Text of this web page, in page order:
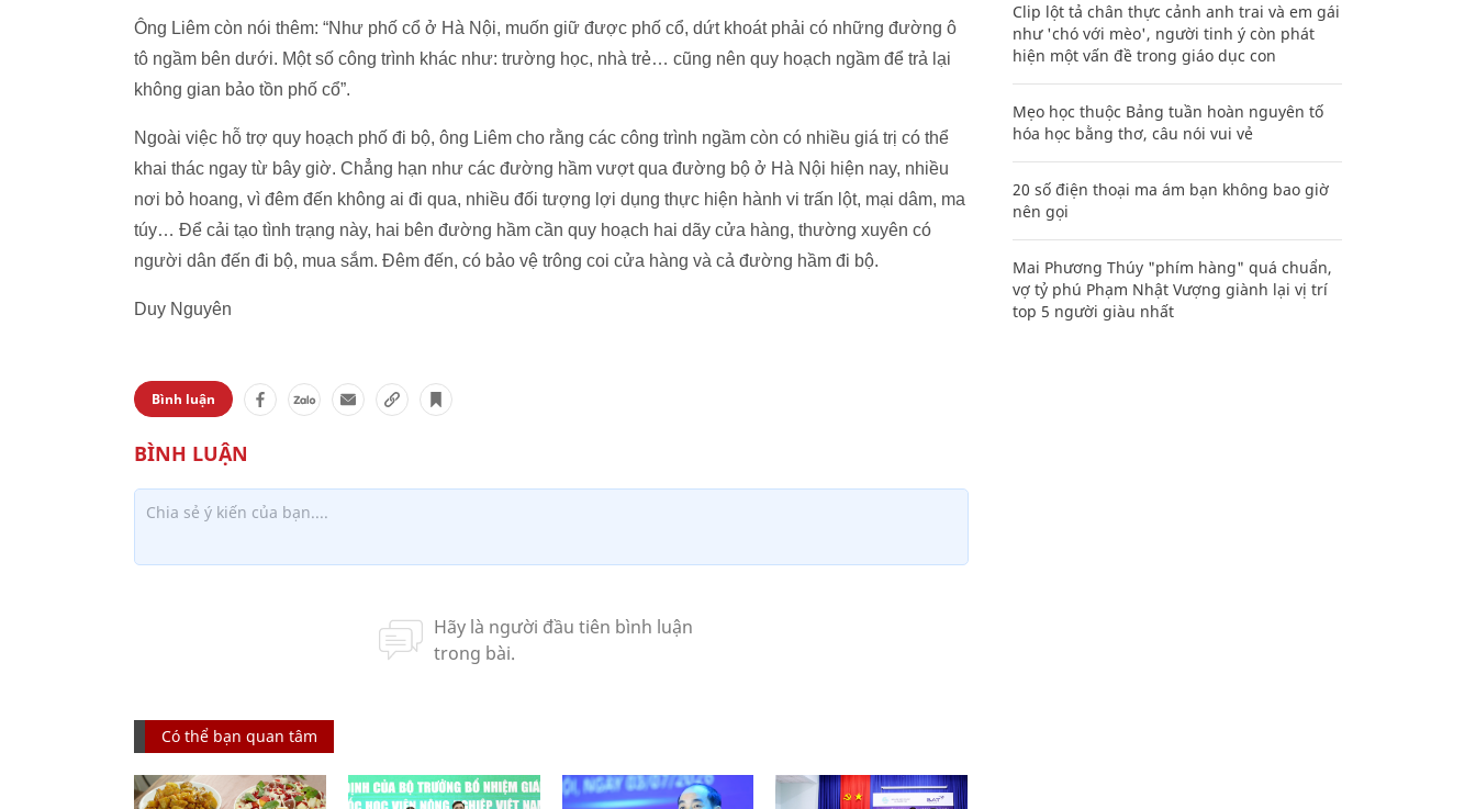
Ông Liêm còn nói thêm: “Như phố cổ ở Hà Nội, muốn giữ được phố cổ, dứt khoát phải có những đường ô
tô ngầm bên dưới. Một số công trình khác như: trường học, nhà trẻ… cũng nên quy hoạch ngầm để trả lại
không gian bảo tồn phố cổ”.
Ngoài việc hỗ trợ quy hoạch phố đi bộ, ông Liêm cho rằng các công trình ngầm còn có nhiều giá trị có thể
khai thác ngay từ bây giờ. Chẳng hạn như các đường hầm vượt qua đường bộ ở Hà Nội hiện nay, nhiều
nơi bỏ hoang, vì đêm đến không ai đi qua, nhiều đối tượng lợi dụng thực hiện hành vi trấn lột, mại dâm, ma
túy… Để cải tạo tình trạng này, hai bên đường hầm cần quy hoạch hai dãy cửa hàng, thường xuyên có
người dân đến đi bộ, mua sắm. Đêm đến, có bảo vệ trông coi cửa hàng và cả đường hầm đi bộ.
Duy Nguyên
Bình luận
Có thể bạn quan tâm
Clip lột tả chân thực cảnh anh trai và em gái
như 'chó với mèo', người tinh ý còn phát
hiện một vấn đề trong giáo dục con
Mẹo học thuộc Bảng tuần hoàn nguyên tố
hóa học bằng thơ, câu nói vui vẻ
20 số điện thoại ma ám bạn không bao giờ
nên gọi
Mai Phương Thúy "phím hàng" quá chuẩn,
vợ tỷ phú Phạm Nhật Vượng giành lại vị trí
top 5 người giàu nhất